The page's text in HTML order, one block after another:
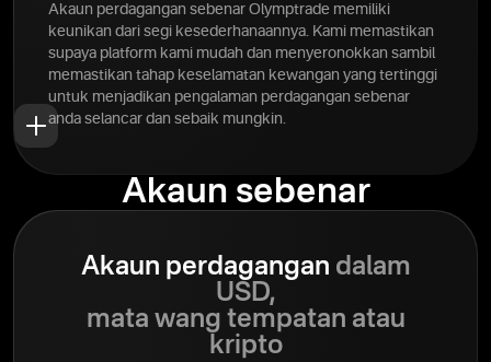
Akaun perdagangan sebenar Olymptrade memiliki
keunikan dari segi kesederhanaannya. Kami memastikan
supaya platform kami mudah dan menyeronokkan sambil
memastikan tahap keselamatan kewangan yang tertinggi
untuk menjadikan pengalaman perdagangan sebenar
anda selancar dan sebaik mungkin.
Akaun sebenar
Akaun perdagangan dalam
USD,
mata wang tempatan atau
kripto